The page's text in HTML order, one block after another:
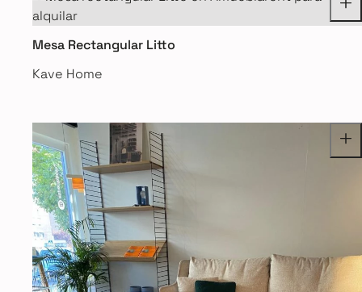
Mesa Rectangular Litto
Kave Home